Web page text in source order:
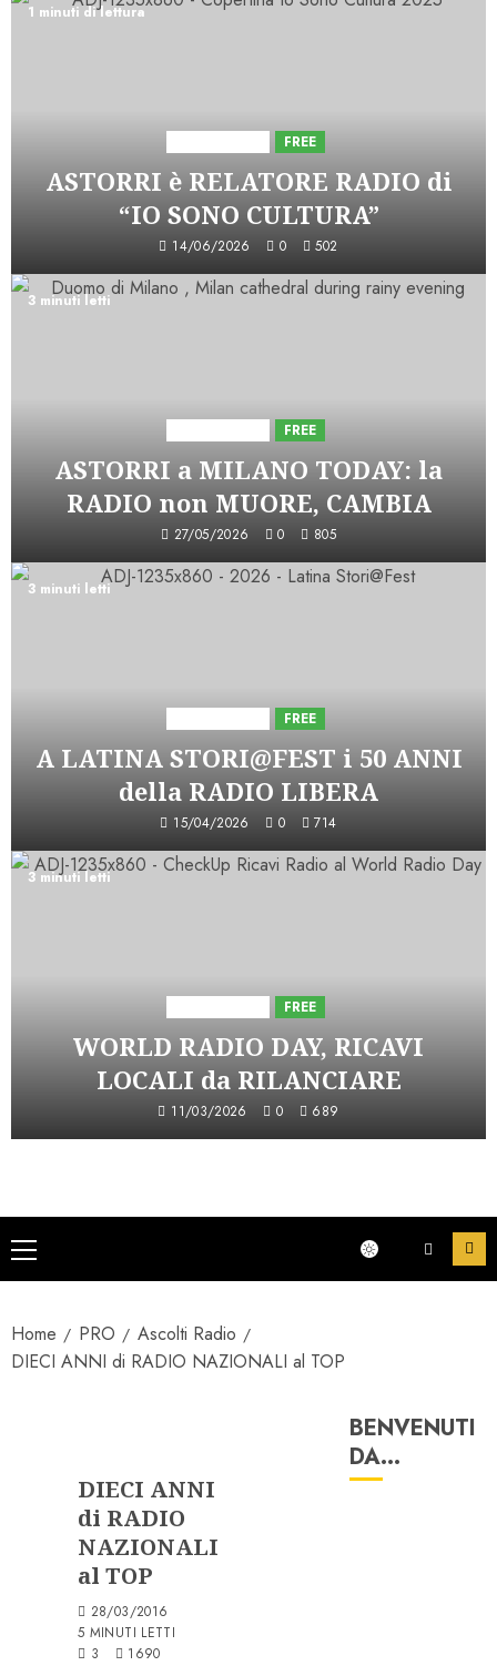
1 minuti di lettura
FREE
ASTORRI è RELATORE RADIO di
“IO SONO CULTURA”
14/06/2026 0 502
3 minuti letti
FREE
ASTORRI a MILANO TODAY: la
RADIO non MUORE, CAMBIA
27/05/2026 0 805
3 minuti letti
FREE
A LATINA STORI@FEST i 50 ANNI
della RADIO LIBERA
15/04/2026 0 714
3 minuti letti
FREE
WORLD RADIO DAY, RICAVI
LOCALI da RILANCIARE
11/03/2026 0 689
Menu
principale
Home PRO
Ascolti Radio
DIECI ANNI di RADIO NAZIONALI al TOP
DIECI ANNI
di RADIO
NAZIONALI
al TOP
28/03/2016
5 MINUTI LETTI
3
1690
BENVENUTI
DA…